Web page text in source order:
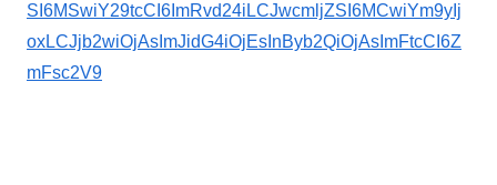
SI6MSwiY29tcCI6ImRvd24iLCJwcmljZSI6MCwiYm9yIj
oxLCJjb2wiOjAsImJidG4iOjEsInByb2QiOjAsImFtcCI6Z
mFsc2V9